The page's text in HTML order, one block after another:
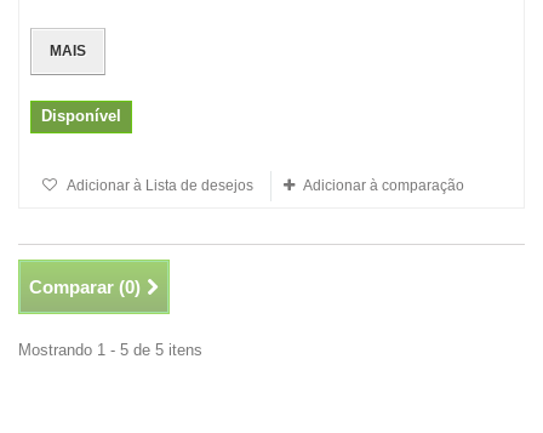
MAIS
Disponível
Adicionar à Lista de desejos Adicionar à comparação
Comparar (0)
Mostrando 1 - 5 de 5 itens